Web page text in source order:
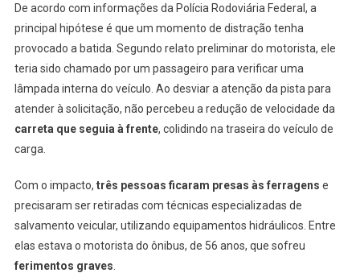
De acordo com informações da Polícia Rodoviária Federal, a
principal hipótese é que um momento de distração tenha
provocado a batida. Segundo relato preliminar do motorista, ele
teria sido chamado por um passageiro para verificar uma
lâmpada interna do veículo. Ao desviar a atenção da pista para
atender à solicitação, não percebeu a redução de velocidade da
carreta que seguia à frente, colidindo na traseira do veículo de
carga.
Com o impacto, três pessoas ficaram presas às ferragens e
precisaram ser retiradas com técnicas especializadas de
salvamento veicular, utilizando equipamentos hidráulicos. Entre
elas estava o motorista do ônibus, de 56 anos, que sofreu
ferimentos graves